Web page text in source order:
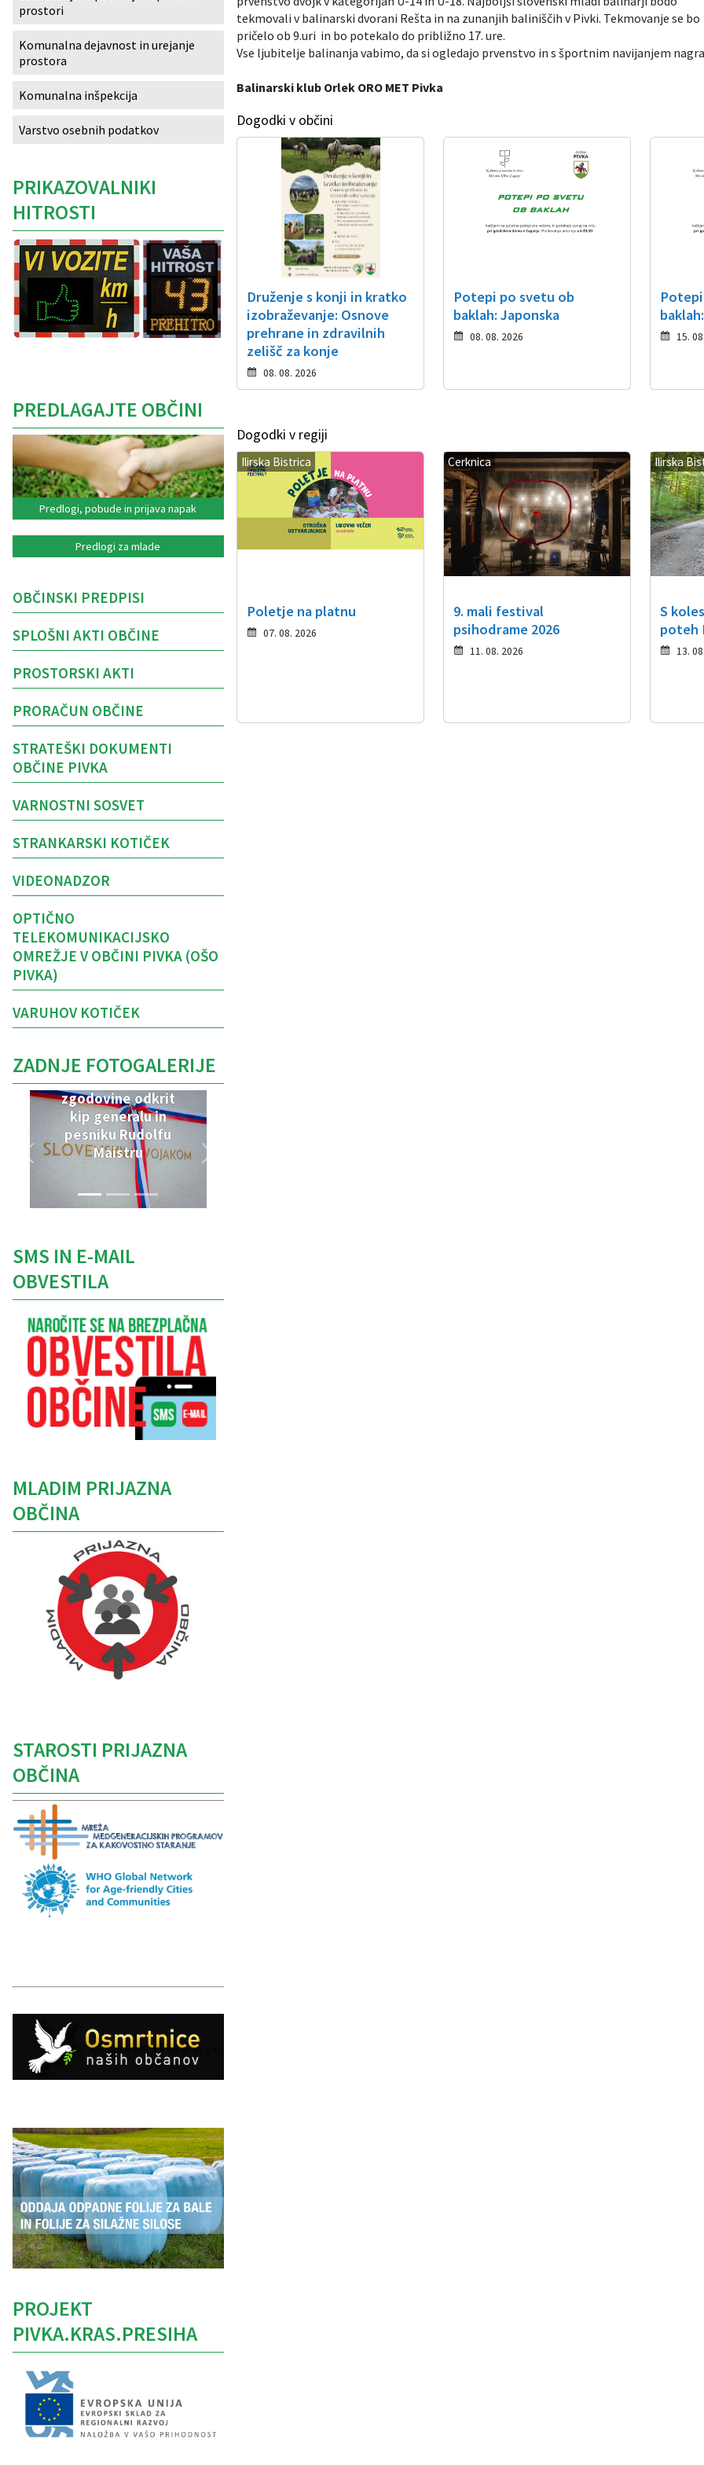
tekmovali v balinarski dvorani Rešta in na zunanjih baliniščih v Pivki. Tekmovanje se bo
pričelo ob 9.uri in bo potekalo do približno 17. ure.
Vse ljubitelje balinanja vabimo, da si ogledajo prvenstvo in s športnim navijanjem
Balinarski klub Orlek ORO MET Pivka
Dogodki v občini
Druženje s konji in kratko
izobraževanje: Osnove
prehrane in zdravilnih
zelišč za konje
08. 08. 2026
Potepi po svetu ob
baklah: Japonska
08. 08. 2026 15.
Dogodki v regiji
Ilirska Bistrica
Poletje na platnu
07. 08. 2026
Cerknica
9. mali festival
psihodrame 2026
11. 08. 2026
Ilirska
S
poteh
13.
prostori
Komunalna dejavnost in urejanje
prostora
Komunalna inšpekcija
Varstvo osebnih podatkov
PRIKAZOVALNIKI
HITROSTI
PREDLAGAJTE OBČINI
Predlogi, pobude in prijava napak
Predlogi za mlade
OBČINSKI PREDPISI
SPLOŠNI AKTI OBČINE
PROSTORSKI AKTI
PRORAČUN OBČINE
STRATEŠKI DOKUMENTI
OBČINE PIVKA
VARNOSTNI SOSVET
STRANKARSKI KOTIČEK
VIDEONADZOR
OPTIČNO
TELEKOMUNIKACIJSKO
OMREŽJE V OBČINI PIVKA (OŠO
PIVKA)
VARUHOV KOTIČEK
ZADNJE FOTOGALERIJE
V Parku vojaške
zgodovine odkrit
kip generalu in
pesniku Rudolfu
Maistru
SMS IN E-MAIL
OBVESTILA
MLADIM PRIJAZNA
OBČINA
STAROSTI PRIJAZNA
OBČINA
PROJEKT
PIVKA.KRAS.PRESIHA
Izobraževanje
Kultura, šport in turizem
Sociala in zdravstvo
Skupna občinska uprava